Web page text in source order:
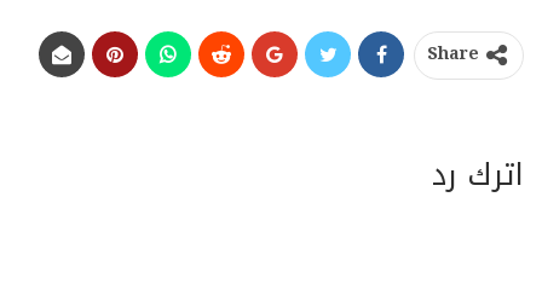
Share
اترك رد